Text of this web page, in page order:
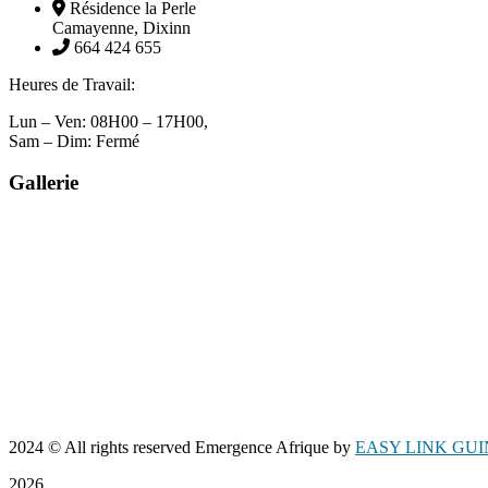
Résidence la Perle
Camayenne, Dixinn
664 424 655
Heures de Travail:
Lun – Ven: 08H00 – 17H00,
Sam – Dim: Fermé
Gallerie
2024 © All rights reserved Emergence Afrique by EASY LINK
2026